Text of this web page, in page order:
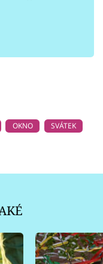
OKNO
SVÁTEK